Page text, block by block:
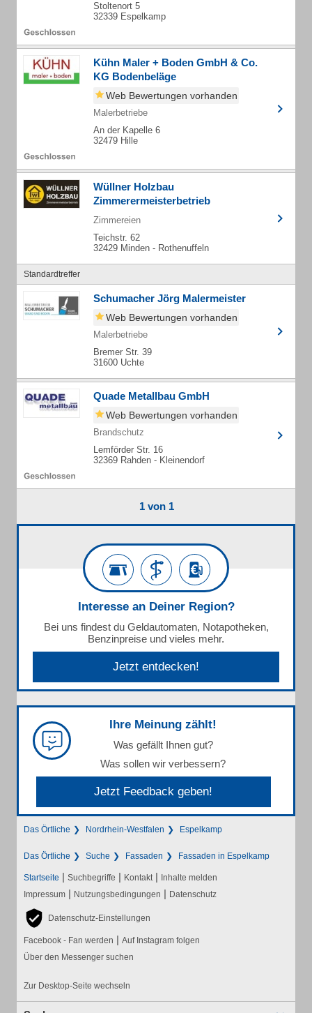
Stoltenort 5
32339 Espelkamp
Kühn Maler + Boden GmbH & Co.
KG Bodenbeläge
Web Bewertungen vorhanden
Malerbetriebe
An der Kapelle 6
32479 Hille
Wüllner Holzbau
Zimmerermeisterbetrieb
Zimmereien
Teichstr. 62
32429 Minden - Rothenuffeln
Standardtreffer
Schumacher Jörg Malermeister
Web Bewertungen vorhanden
Malerbetriebe
Bremer Str. 39
31600 Uchte
Quade Metallbau GmbH
Web Bewertungen vorhanden
Brandschutz
Lemförder Str. 16
32369 Rahden - Kleinendorf
1 von 1
Interesse an Deiner Region?
Bei uns findest du Geldautomaten, Notapotheken,
Benzinpreise und vieles mehr.
Jetzt entdecken!
Ihre Meinung zählt!
Was gefällt Ihnen gut?
Was sollen wir verbessern?
Jetzt Feedback geben!
Das Örtliche Nordrhein-Westfalen Espelkamp
Das Örtliche Suche Fassaden Fassaden in Espelkamp
Startseite | Suchbegriffe | Kontakt | Inhalte melden
Impressum | Nutzungsbedingungen | Datenschutz
Datenschutz-Einstellungen
Facebook - Fan werden | Auf Instagram folgen
Über den Messenger suchen
Zur Desktop-Seite wechseln